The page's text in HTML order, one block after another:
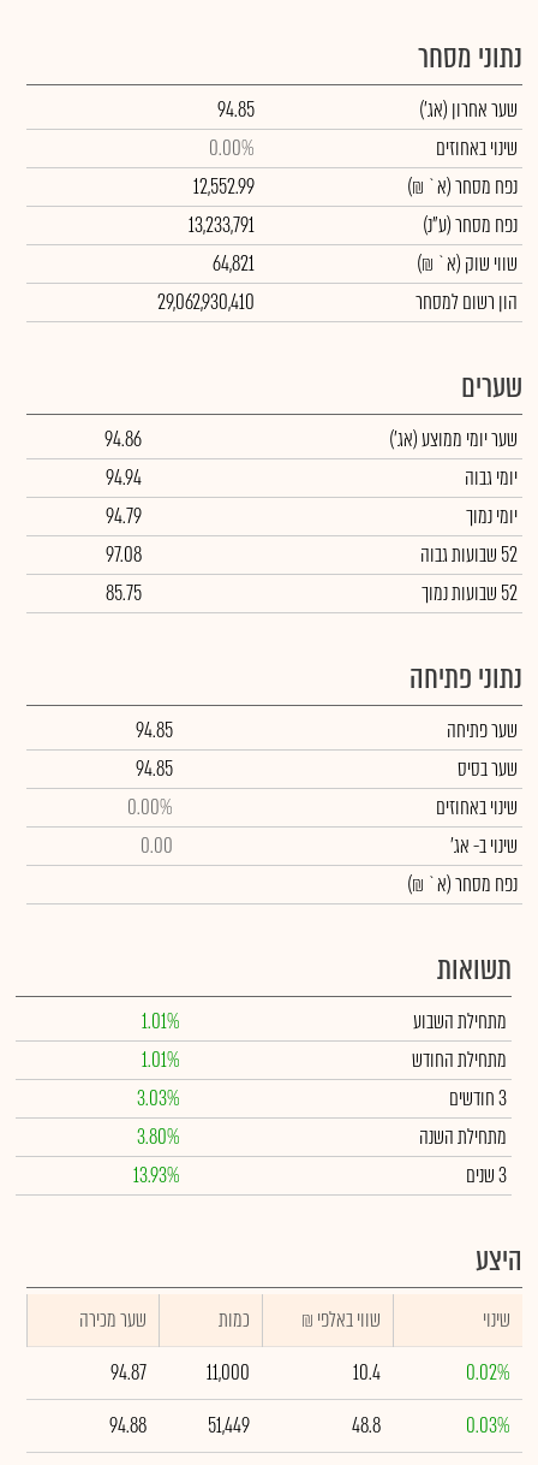
נתוני מסחר
שער אחרון (אג')
94.85
שינוי באחוזים
0.00%
נפח מסחר(א` ₪)
12,552.99
נפח מסחר(ע"נ)
13,233,791
שווי שוק (א` ₪)
64,821
הון רשום למסחר
29,062,930,410
שערים
שער יומי ממוצע(אג')
94.86
יומי גבוה
94.94
יומי נמוך
94.79
52 שבועות גבוה
97.08
52 שבועות נמוך
85.75
נתוני פתיחה
שער פתיחה
94.85
שער בסיס
94.85
שינוי באחוזים
0.00%
שינויב- אג'
0.00
נפח מסחר(א` ₪)
תשואות
מתחילת השבוע
1.01%
מתחילת החודש
1.01%
3 חודשים
3.03%
מתחילת השנה
3.80%
3 שנים
13.93%
היצע
שינוי ₪ שווי באלפי כמות
שער מכירה
0.02%
10.4
11,000
94.87
0.03%
48.8
51,449
94.88